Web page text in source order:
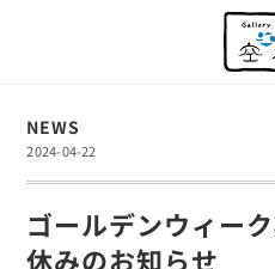
NEWS
2024-04-22
ゴールデンウィー
休みのお知らせ